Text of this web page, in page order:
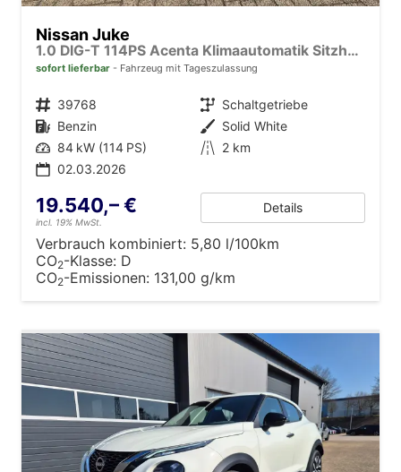
Nissan Juke
1.0 DIG-T 114PS Acenta Klimaautomatik Sitzheizung Rückf.Kamera Bluetooth Touchscreen wireless Apple CarPlay Android Auto
sofort lieferbar Fahrzeug mit Tageszulassung
Fahrzeugnr. 39768 Getriebe Schaltgetriebe
Kraftstoff Benzin Außenfarbe Solid White
Leistung 84 kW (114 PS) Kilometerstand 2 km
02.03.2026
19.540,– €
incl. 19% MwSt.
Details
Verbrauch kombiniert: 5,80 l/100km
CO2-Klasse: D
CO2-Emissionen: 131,00 g/km